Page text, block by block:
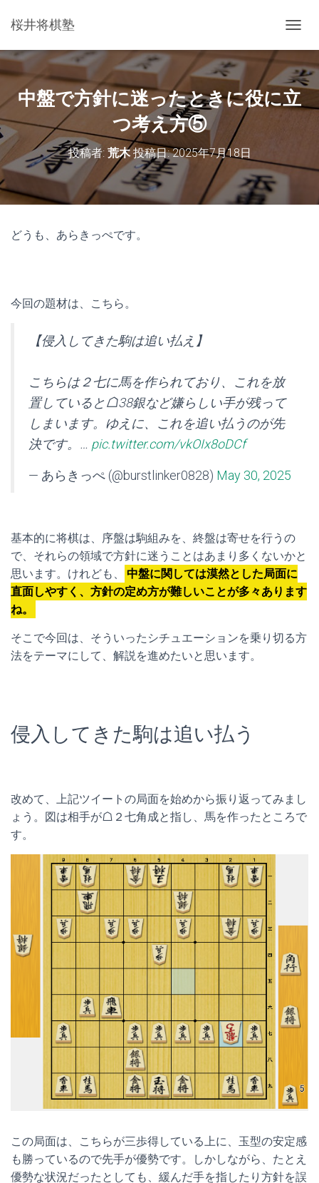
桜井将棋塾
ビ
ー
シ
ョ
替
中盤で方針に迷ったときに役に立
つ考え方⑤
投稿者: 荒木投稿日:2025年7月18日
どうも、あらきっぺです。
今回の題材は、こちら。
【侵入してきた駒は追い払え】
こちらは２七に馬を作られており、これを放
置していると☖38銀など嫌らしい手が残って
しまいます。ゆえに、これを追い払うのが先
決です。… pic.twitter.com/vkOIx8oDCf
— あらきっぺ (@burstlinker0828) May 30, 2025
基本的に将棋は、序盤は駒組みを、終盤は寄せを行うの
で、それらの領域で方針に迷うことはあまり多くないかと
思います。けれども、
中盤に関しては漠然とした局面に
直面しやすく、方針の定め方が難しいことが多々あります
ね。
そこで今回は、そういったシチュエーションを乗り切る方
法をテーマにして、解説を進めたいと思います。
侵入してきた駒は追い払う
改めて、上記ツイートの局面を始めから振り返ってみまし
ょう。図は相手が☖２七角成と指し、馬を作ったところで
す。
この局面は、こちらが三歩得している上に、玉型の安定感
も勝っているので先手が優勢です。しかしながら、たとえ
優勢な状況だったとしても、緩んだ手を指したり方針を誤